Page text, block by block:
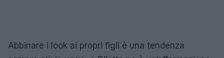
Abbinare i look ai propri figli è una tendenza